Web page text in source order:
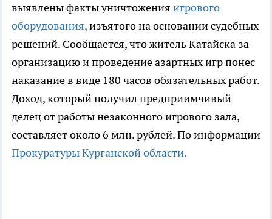
выявлены факты уничтожения игрового
оборудования,изъятого на основании судебных
решений. Сообщается, что житель Катайска за
организацию и проведение азартных игр понес
наказание в виде 180 часов обязательных работ.
Доход, который получил предприимчивый
делец от работы незаконного игрового зала,
составляет около 6 млн. рублей. По информации
Прокуратуры Курганской области.